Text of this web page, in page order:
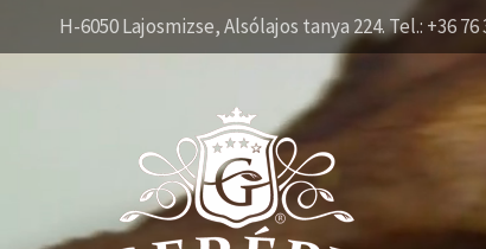
H-6050 Lajosmizse, Alsólajos tanya 224. Tel.: +36 76